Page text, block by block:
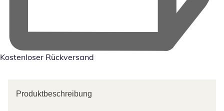
Kostenloser Rückversand
Produktbeschreibung